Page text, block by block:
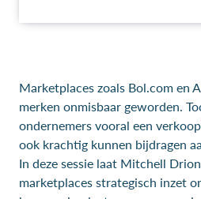
Marketplaces zoals Bol.com en
merken onmisbaar geworden.
ondernemers vooral een
ook krachtig kunnen bijdragen
In deze sessie laat Mitchell
marketplaces strategisch inzet